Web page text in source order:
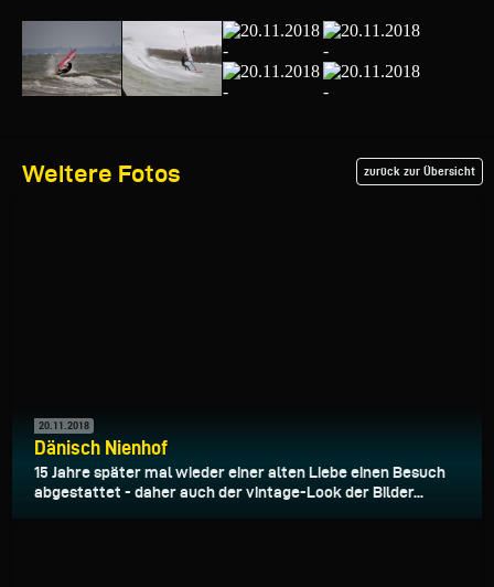
Weitere Fotos zurück zur Übersicht
20.11.2018
Dänisch Nienhof
15 Jahre später mal wieder einer alten Liebe einen Besuch
abgestattet - daher auch der vintage-Look der Bilder...